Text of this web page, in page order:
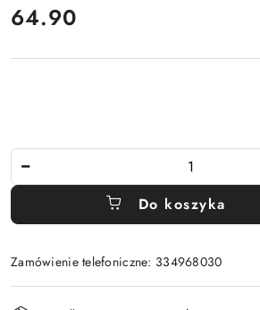
cena:
64.90
Do koszyka
Zamówienie telefoniczne: 334968030
Dostępność